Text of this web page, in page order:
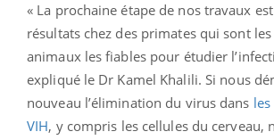
« La prochaine étape de nos travaux
résultats chez des primates qui sont
animaux les fiables pour étudier
expliqué le Dr Kamel Khalili. Si nous
nouveau l’élimination du virus dans
VIH, y compris les cellules du cerveau,